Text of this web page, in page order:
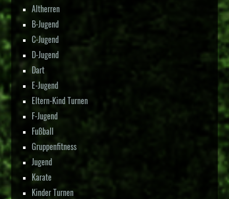
Altherren
B-Jugend
C-Jugend
D-Jugend
Dart
E-Jugend
Eltern-Kind Turnen
F-Jugend
Fußball
Gruppenfitness
Jugend
Karate
Kinder Turnen